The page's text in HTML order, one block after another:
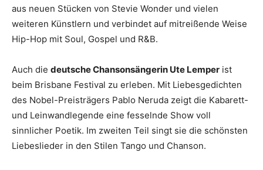
aus neuen Stücken von Stevie Wonder und vielen
weiteren Künstlern und verbindet auf mitreißende Weise
Hip-Hop mit Soul, Gospel und R&B.
Auch die deutsche Chansonsängerin Ute Lemper ist
beim Brisbane Festival zu erleben. Mit Liebesgedichten
des Nobel-Preisträgers Pablo Neruda zeigt die Kabarett-
und Leinwandlegende eine fesselnde Show voll
sinnlicher Poetik. Im zweiten Teil singt sie die schönsten
Liebeslieder in den Stilen Tango und Chanson.